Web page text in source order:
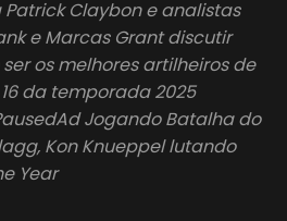
Patrick Claybon e analistas
e Marcas Grant discutir
os melhores artilheiros de
da temporada 2025
Jogando Batalha do
Kon Knueppel lutando
Year